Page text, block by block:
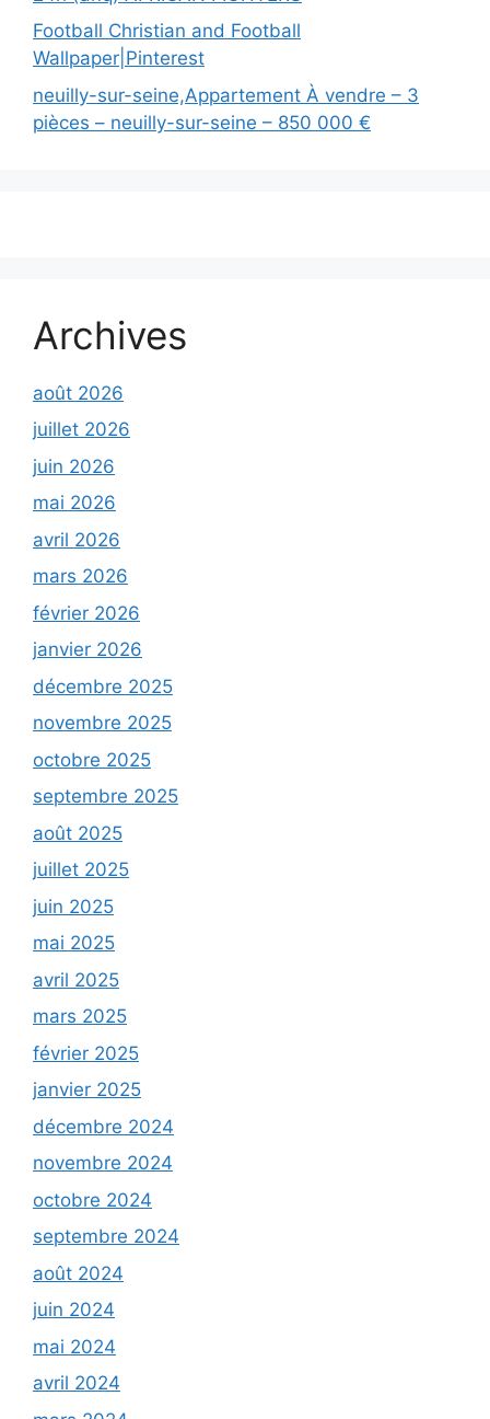
Football Christian and Football
Wallpaper|Pinterest
neuilly-sur-seine,Appartement À vendre – 3
pièces – neuilly-sur-seine – 850 000 €
Archives
août 2026
juillet 2026
juin 2026
mai 2026
avril 2026
mars 2026
février 2026
janvier 2026
décembre 2025
novembre 2025
octobre 2025
septembre 2025
août 2025
juillet 2025
juin 2025
mai 2025
avril 2025
mars 2025
février 2025
janvier 2025
décembre 2024
novembre 2024
octobre 2024
septembre 2024
août 2024
juin 2024
mai 2024
avril 2024